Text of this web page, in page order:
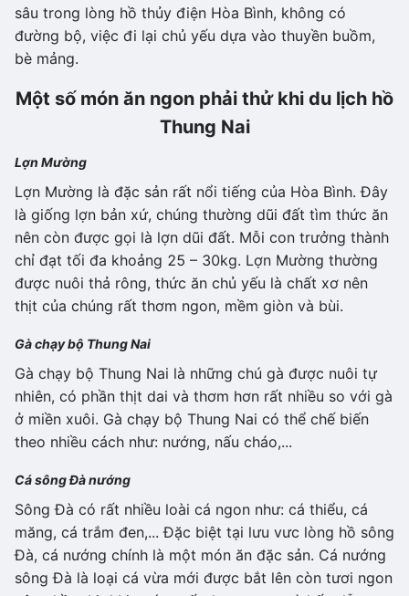
sâu trong lòng hồ thủy điện Hòa Bình, không có
đường bộ, việc đi lại chủ yếu dựa vào thuyền buồm,
bè mảng.
Một số món ăn ngon phải thử khi du lịch hồ
Thung Nai
Lợn Mường
Lợn Mường là đặc sản rất nổi tiếng của Hòa Bình. Đây
là giống lợn bản xứ, chúng thường dũi đất tìm thức ăn
nên còn được gọi là lợn dũi đất. Mỗi con trưởng thành
chỉ đạt tối đa khoảng 25 – 30kg. Lợn Mường thường
được nuôi thả rông, thức ăn chủ yếu là chất xơ nên
thịt của chúng rất thơm ngon, mềm giòn và bùi.
Gà chạy bộ Thung Nai
Gà chạy bộ Thung Nai là những chú gà được nuôi tự
nhiên, có phần thịt dai và thơm hơn rất nhiều so với gà
ở miền xuôi. Gà chạy bộ Thung Nai có thể chế biến
theo nhiều cách như: nướng, nấu cháo,...
Cá sông Đà nướng
Sông Đà có rất nhiều loài cá ngon như: cá thiểu, cá
măng, cá trắm đen,... Đặc biệt tại lưu vưc lòng hồ sông
Đà, cá nướng chính là một món ăn đặc sản. Cá nướng
sông Đà là loại cá vừa mới được bắt lên còn tươi ngon